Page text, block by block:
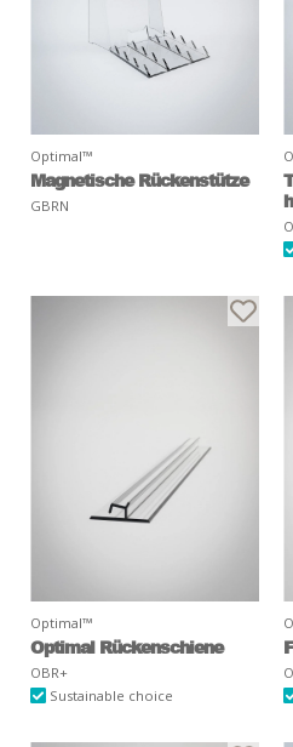
Optimal™
Magnetische Rückenstütze
GBRN
Optimal™
Optimal Rückenschiene
OBR+
Sustainable choice